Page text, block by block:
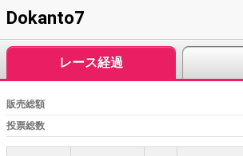
Dokanto7
レース経過
販売総額
投票総数